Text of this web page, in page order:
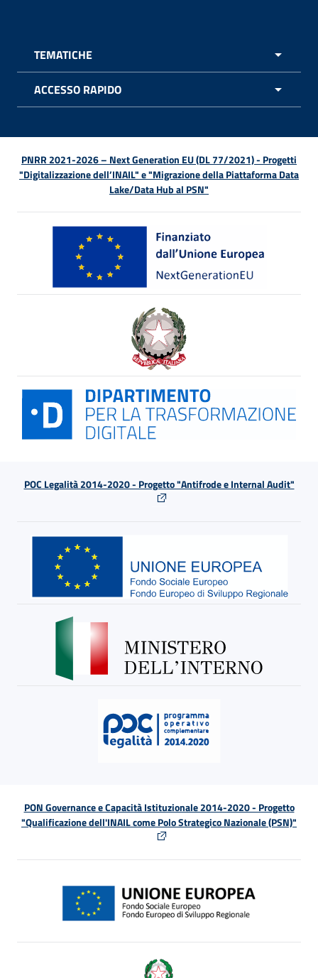
TEMATICHE
ACCESSO RAPIDO
PNRR 2021-2026 – Next Generation EU (DL 77/2021) - Progetti
"Digitalizzazione dell’INAIL" e "Migrazione della Piattaforma Data
Lake/Data Hub al PSN"
POC Legalità 2014-2020 - Progetto "Antifrode e Internal Audit"
PON Governance e Capacità Istituzionale 2014-2020 - Progetto
"Qualificazione dell'INAIL come Polo Strategico Nazionale (PSN)"